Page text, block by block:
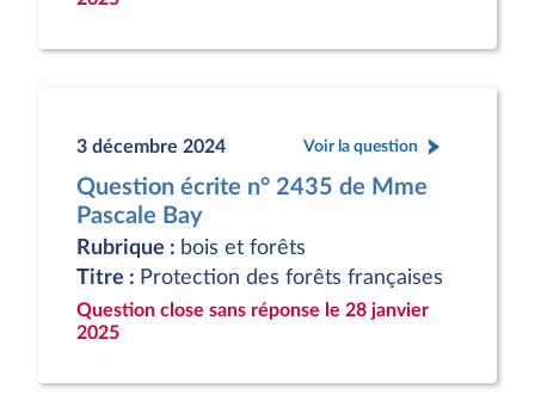
3 décembre 2024 Voir la question
Question écrite n° 2435 de Mme
Pascale Bay
Rubrique : bois et forêts
Titre : Protection des forêts françaises
Question close sans réponse le 28 janvier
2025